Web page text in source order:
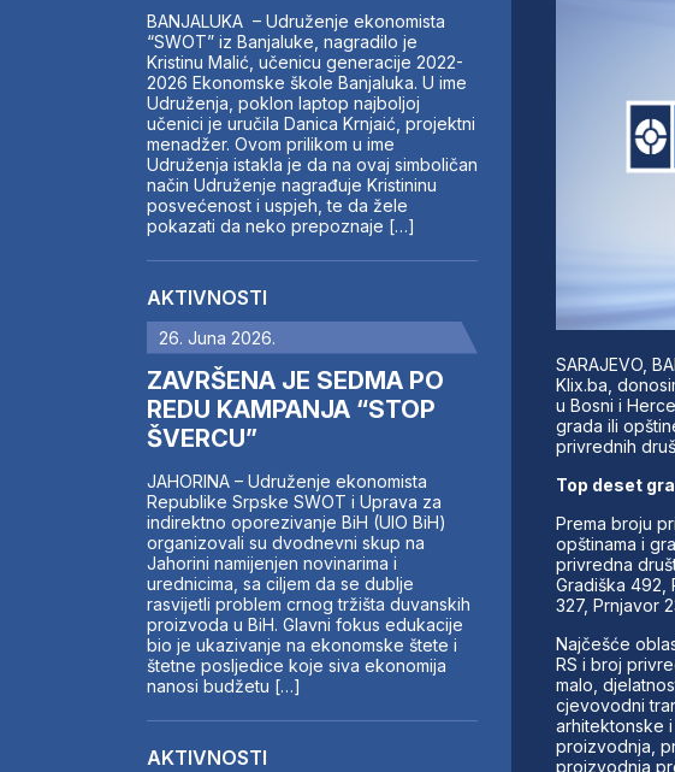
AKTIVNOSTI
SWOT INTERVJU
UČLANI SE
KONTAKT
BANJALUKA – Udruženje ekonomista
“SWOT” iz Banjaluke, nagradilo je
Kristinu Malić, učenicu generacije 2022-
2026 Ekonomske škole Banjaluka. U ime
Udruženja, poklon laptop najboljoj
učenici je uručila Danica Krnjaić, projektni
menadžer. Ovom prilikom u ime
Udruženja istakla je da na ovaj simboličan
način Udruženje nagrađuje Kristininu
posvećenost i uspjeh, te da žele
pokazati da neko prepoznaje […]
AKTIVNOSTI
26. Juna 2026.
ZAVRŠENA JE SEDMA PO
REDU KAMPANJA “STOP
ŠVERCU”
JAHORINA – Udruženje ekonomista
Republike Srpske SWOT i Uprava za
indirektno oporezivanje BiH (UIO BiH)
organizovali su dvodnevni skup na
Jahorini namijenjen novinarima i
urednicima, sa ciljem da se dublje
rasvijetli problem crnog tržišta duvanskih
proizvoda u BiH. Glavni fokus edukacije
bio je ukazivanje na ekonomske štete i
štetne posljedice koje siva ekonomija
nanosi budžetu […]
AKTIVNOSTI
SARAJEVO,
Klix.ba,
u Bosni i
grada ili
privrednih
Top deset
Prema broju
opštinama i
privredna
Gradiška 492,
327, Prnjavor
Najčešće
RS i broj
malo,
cjevovodni
arhitektonske
proizvodnja,
proizvodnja